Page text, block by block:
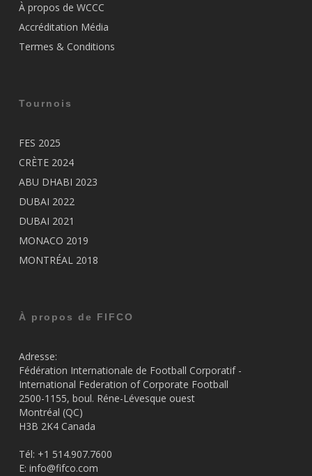
À propos de WCCC
Accréditation Média
Termes & Conditions
Tournois
FES 2025
CRÈTE 2024
ABU DHABI 2023
DUBAI 2022
DUBAI 2021
MONACO 2019
MONTRÉAL 2018
À propos de FIFCO
Adresse:
Fédération Internationale de Football Corporatif -
International Federation of Corporate Football
2500-1155, boul. Réne-Lévesque ouest
Montréal (QC)
H3B 2K4 Canada
Tél: +1 514.907.7600
E: info@fifco.com